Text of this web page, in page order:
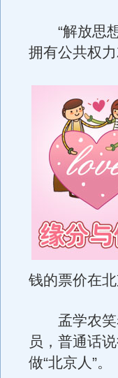
“解放思想
拥有公共权
钱的票价在
孟学农笑
员，普通话
做“北京人”。